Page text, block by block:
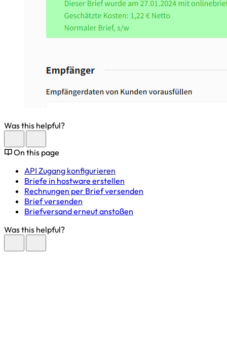
Was this helpful?
On this page
API Zugang konfigurieren
Briefe in hostware erstellen
Rechnungen per Brief versenden
Brief versenden
Briefversand erneut anstoßen
Was this helpful?